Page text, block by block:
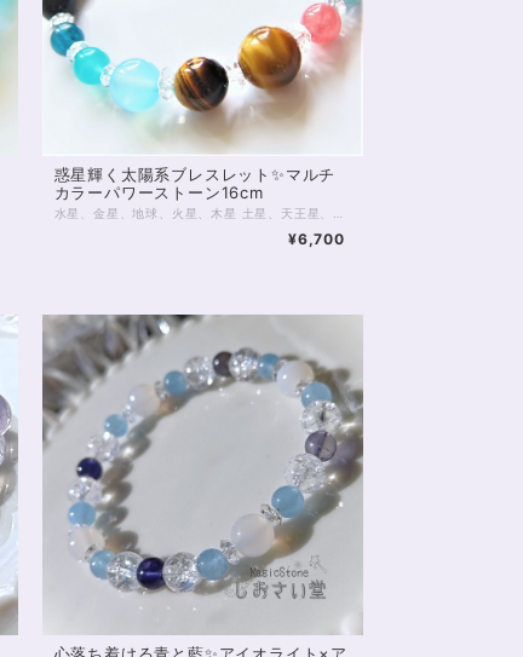
惑星輝く太陽系ブレスレット✨マルチ
カラーパワーストーン16cm
¥6,700